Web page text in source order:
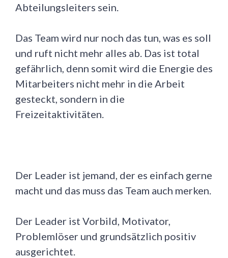
Abteilungsleiters sein.
Das Team wird nur noch das tun, was es soll
und ruft nicht mehr alles ab. Das ist total
gefährlich, denn somit wird die Energie des
Mitarbeiters nicht mehr in die Arbeit
gesteckt, sondern in die
Freizeitaktivitäten.
Der Leader ist jemand, der es einfach gerne
macht und das muss das Team auch merken.
Der Leader ist Vorbild, Motivator,
Problemlöser und grundsätzlich positiv
ausgerichtet.